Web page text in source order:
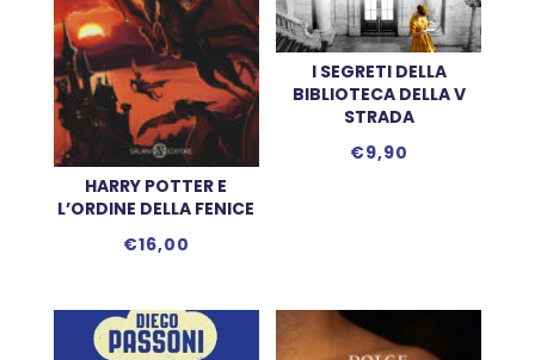
HARRY POTTER E
L’ORDINE DELLA FENICE
€16,00
I SEGRETI DELLA
BIBLIOTECA DELLA V
STRADA
€9,90